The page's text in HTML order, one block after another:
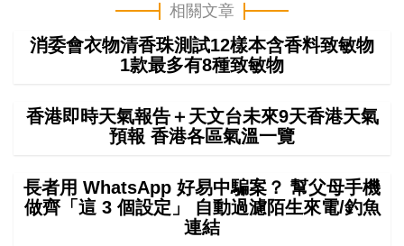
相關文章
消委會衣物清香珠測試12樣本含香料致敏物
1款最多有8種致敏物
香港即時天氣報告＋天文台未來9天香港天氣
預報 香港各區氣溫一覽
長者用 WhatsApp 好易中騙案？ 幫父母手機
做齊「這 3 個設定」 自動過濾陌生來電/釣魚
連結